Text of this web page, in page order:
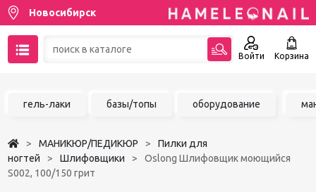
Новосибирск
Войти Корзина
Чат в MAX
гель-лаки базы/топы оборудование
МАНИКЮР/ПЕДИКЮР
Пилки для
ногтей
Шлифовщики
Oslong Шлифовщик моющийся
S002, 100/150 грит